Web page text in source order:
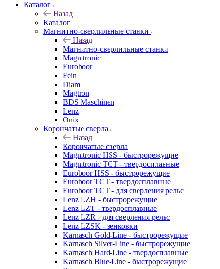
Каталог
Назад
Каталог
Магнитно-сверлильные станки
Назад
Магнитно-сверлильные станки
Magnitronic
Euroboor
Fein
Diam
Magtron
BDS Maschinen
Lenz
Onix
Корончатые сверла
Назад
Корончатые сверла
Magnitronic HSS - быстрорежущие
Magnitronic TCT - твердосплавные
Euroboor HSS - быстрорежущие
Euroboor TCT - твердосплавные
Euroboor TCT - для сверления рельс
Lenz LZH - быстрорежущие
Lenz LZT - твердосплавные
Lenz LZR - для сверления рельс
Lenz LZSK - зенковки
Karnasch Gold-Line - быстрорежущие
Karnasch Silver-Line - быстрорежущие
Karnasch Hard-Line - твердосплавные
Karnasch Blue-Line - быстрорежущие